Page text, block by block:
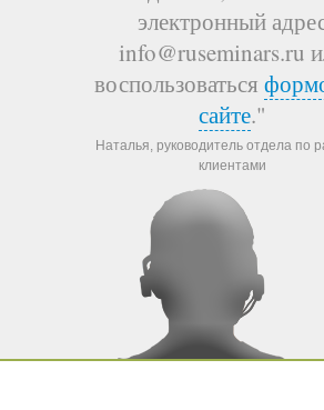
электронный
info@ruseminars.ru
воспользоваться
сайте."
Наталья, руководитель отдела по
клиентами